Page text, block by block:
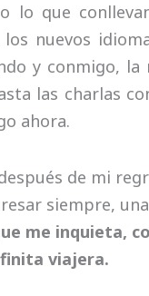
lo que
los nuevos
y conmigo,
las charlas
ahora.
de mi
siempre,
me inquieta,
viajera.